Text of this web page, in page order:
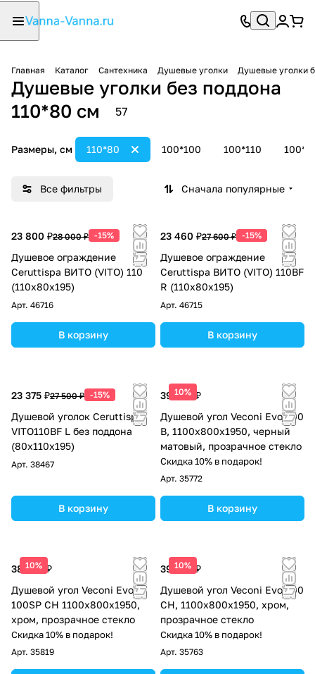
Главная Каталог Сантехника Душевые уголки Душевые уголки
Душевые уголки без поддона
110*80 см
57
Размеры, см 100*100 100*110
110*80
Все фильтры Сначала популярные
23 800 ₽28 000 ₽ -15%
Душевое ограждение
Ceruttispa ВИТО (VITO) 110
(110x80x195)
Арт. 46716
В корзину
23 460 ₽27 600 ₽ -15%
Душевое ограждение
Ceruttispa ВИТО (VITO) 110BF
R (110x80x195)
Арт. 46715
В корзину
23 375 ₽27 500 ₽ -15%
Душевой уголок Ceruttispa
VITO110BF L без поддона
(80x110x195)
Арт. 38467
В корзину
10%
39 245 ₽
Душевой угол Veconi Evo 300
B, 1100х800x1950, черный
матовый, прозрачное стекло
Скидка 10% в подарок!
Арт. 35772
В корзину
10%
38 100 ₽
Душевой угол Veconi Evo
100SP CH 1100х800x1950,
хром, прозрачное стекло
Скидка 10% в подарок!
Арт. 35819
10%
39 245 ₽
Душевой угол Veconi Evo 300
CH, 1100х800x1950, хром,
прозрачное стекло
Скидка 10% в подарок!
Арт. 35763